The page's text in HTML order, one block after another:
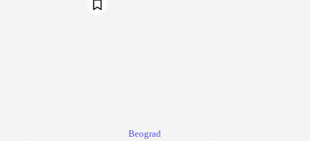
Beograd